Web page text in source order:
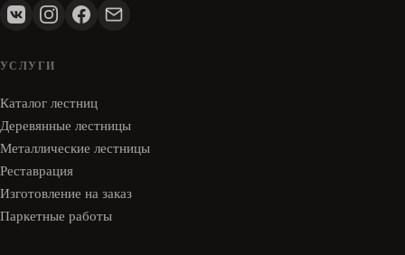
УСЛУГИ
Каталог лестниц
Деревянные лестницы
Металлические лестницы
Реставрация
Изготовление на заказ
Паркетные работы